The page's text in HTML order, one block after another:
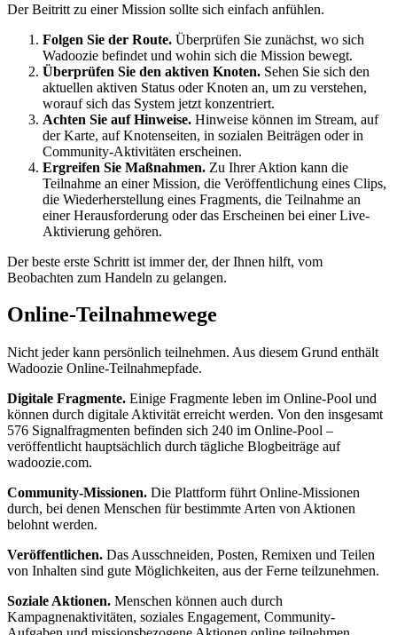
Der Beitritt zu einer Mission sollte sich einfach anfühlen.
Folgen Sie der Route. Überprüfen Sie zunächst, wo sich
Wadoozie befindet und wohin sich die Mission bewegt.
Überprüfen Sie den aktiven Knoten. Sehen Sie sich den
aktuellen aktiven Status oder Knoten an, um zu verstehen,
worauf sich das System jetzt konzentriert.
Achten Sie auf Hinweise. Hinweise können im Stream, auf
der Karte, auf Knotenseiten, in sozialen Beiträgen oder in
Community-Aktivitäten erscheinen.
Ergreifen Sie Maßnahmen. Zu Ihrer Aktion kann die
Teilnahme an einer Mission, die Veröffentlichung eines Clips,
die Wiederherstellung eines Fragments, die Teilnahme an
einer Herausforderung oder das Erscheinen bei einer Live-
Aktivierung gehören.
Der beste erste Schritt ist immer der, der Ihnen hilft, vom
Beobachten zum Handeln zu gelangen.
Online-Teilnahmewege
Nicht jeder kann persönlich teilnehmen. Aus diesem Grund enthält
Wadoozie Online-Teilnahmepfade.
Digitale Fragmente. Einige Fragmente leben im Online-Pool und
können durch digitale Aktivität erreicht werden. Von den insgesamt
576 Signalfragmenten befinden sich 240 im Online-Pool –
veröffentlicht hauptsächlich durch tägliche Blogbeiträge auf
wadoozie.com.
Community-Missionen. Die Plattform führt Online-Missionen
durch, bei denen Menschen für bestimmte Arten von Aktionen
belohnt werden.
Veröffentlichen. Das Ausschneiden, Posten, Remixen und Teilen
von Inhalten sind gute Möglichkeiten, aus der Ferne teilzunehmen.
Soziale Aktionen. Menschen können auch durch
Kampagnenaktivitäten, soziales Engagement, Community-